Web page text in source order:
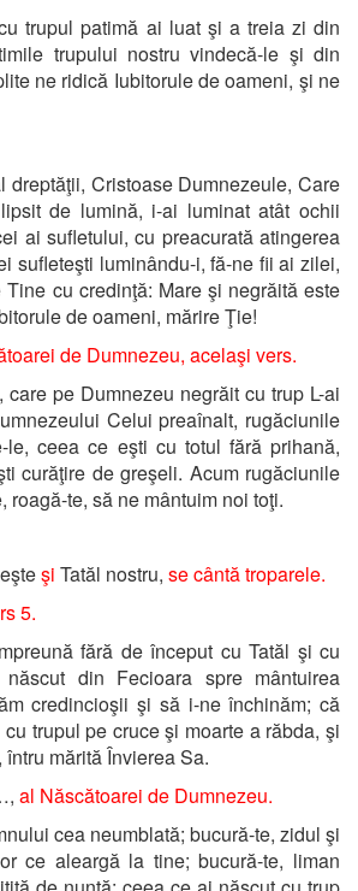
trupul patimă ai luat şi a treia zi din
trupului nostru vindecă-le şi din
ne ridică Iubitorule de oameni, şi ne
dreptăţii, Cristoase Dumnezeule, Care
de lumină, i-ai luminat atât ochii
ai sufletului, cu preacurată atingerea
sufleteşti luminându-i, fă-ne fii ai zilei,
cu credinţă: Mare şi negrăită este
de oameni, mărire Ţie!
de Dumnezeu, acelaşi vers.
care pe Dumnezeu negrăit cu trup L-ai
Celui preaînalt, rugăciunile
le, ceea ce eşti cu totul fără prihană,
curăţire de greşeli. Acum rugăciunile
roagă-te, să ne mântuim noi toţi.
şi Tatăl nostru, se cântă troparele.
5.
fără de început cu Tatăl şi cu
din Fecioara spre mântuirea
credincioşii şi să i-ne închinăm; că
trupul pe cruce şi moarte a răbda, şi
mărită Învierea Sa.
al Născătoarei de Dumnezeu.
cea neumblată; bucură-te, zidul şi
ce aleargă la tine; bucură-te, liman